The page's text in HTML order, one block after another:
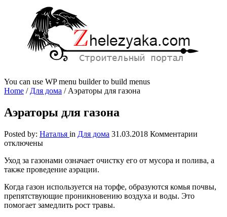
You can use WP menu builder to build menus
Home / Для дома / Аэраторы для газона
Аэраторы для газона
Posted by: Наталья in Для дома 31.03.2018 Комментарии
для
отключены
Уход за газонами означает очистку его от мусора и полива, а
также проведение аэрации.
Когда газон используется на торфе, образуются комья почвы,
препятствующие проникновению воздуха и воды. Это
помогает замедлить рост травы.